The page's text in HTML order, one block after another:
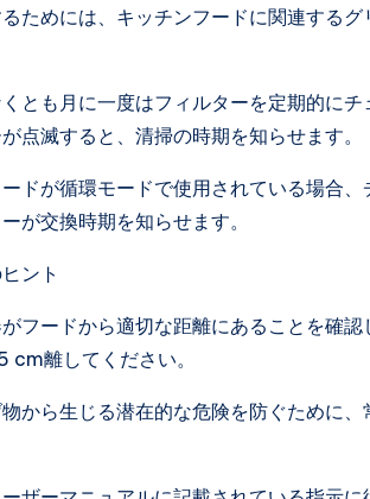
ためには、キッチンフードに関連する
とも月に一度はフィルターを定期的に
点滅すると、清掃の時期を知らせます。
ドが循環モードで使用されている場合
が交換時期を知らせます。
ント
フードから適切な距離にあることを確
cm離してください。
から生じる潜在的な危険を防ぐために